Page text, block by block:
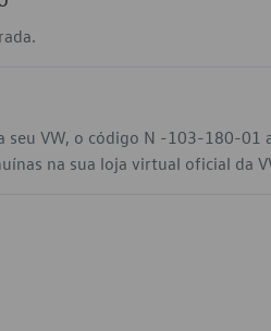
seu VW, o código N -103-180-01
na sua loja virtual oficial da